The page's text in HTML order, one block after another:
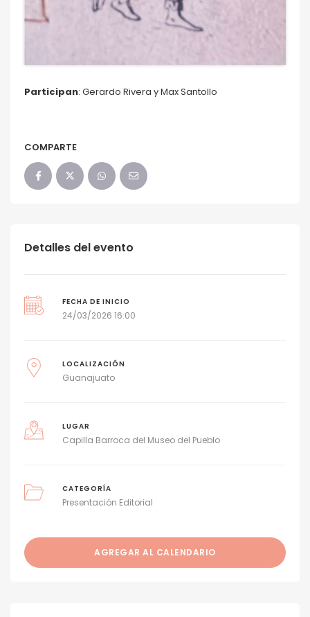
Participan: Gerardo Rivera y Max Santollo
COMPARTE
Detalles del evento
FECHA DE INICIO
24/03/2026 16:00
LOCALIZACIÓN
Guanajuato
LUGAR
Capilla Barroca del Museo del Pueblo
CATEGORÍA
Presentación Editorial
AGREGAR AL CALENDARIO